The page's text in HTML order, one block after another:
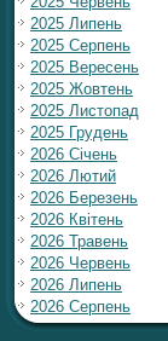
2025 Липень
2025 Серпень
2025 Вересень
2025 Жовтень
2025 Листопад
2025 Грудень
2026 Січень
2026 Лютий
2026 Березень
2026 Квітень
2026 Травень
2026 Червень
2026 Липень
2026 Серпень